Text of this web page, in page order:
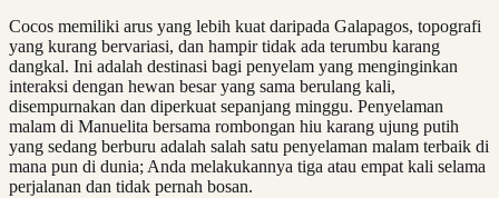
Cocos memiliki arus yang lebih kuat daripada Galapagos, topografi
yang kurang bervariasi, dan hampir tidak ada terumbu karang
dangkal. Ini adalah destinasi bagi penyelam yang menginginkan
interaksi dengan hewan besar yang sama berulang kali,
disempurnakan dan diperkuat sepanjang minggu. Penyelaman
malam di Manuelita bersama rombongan hiu karang ujung putih
yang sedang berburu adalah salah satu penyelaman malam terbaik di
mana pun di dunia; Anda melakukannya tiga atau empat kali selama
perjalanan dan tidak pernah bosan.